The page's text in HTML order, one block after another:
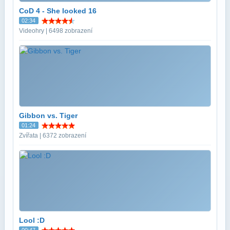
CoD 4 - She looked 16
02:34
Videohry | 6498 zobrazení
Gibbon vs. Tiger
01:24
Zvířata | 6372 zobrazení
Lool :D